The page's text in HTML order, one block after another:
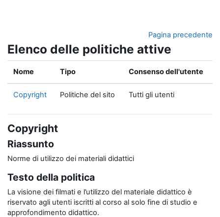
Pagina precedente
Elenco delle politiche attive
Nome Tipo Consenso dell'utente
Copyright Politiche del sito Tutti gli utenti
Copyright
Riassunto
Norme di utilizzo dei materiali didattici
Testo della politica
La visione dei filmati e l’utilizzo del materiale didattico è
riservato agli utenti iscritti al corso al solo fine di studio e
approfondimento didattico.